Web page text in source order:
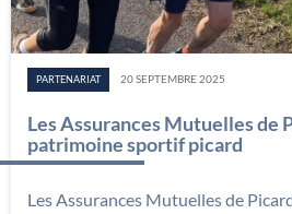
PARTENARIAT 20 SEPTEMBRE 2025
Les Assurances Mutuelles de
patrimoine sportif picard
Les Assurances Mutuelles de